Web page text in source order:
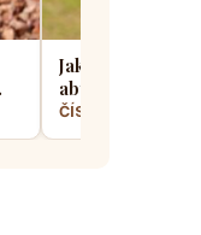
Jak správně
aby z něj vyrostl
a klidný pes
ČÍST VÍCE →